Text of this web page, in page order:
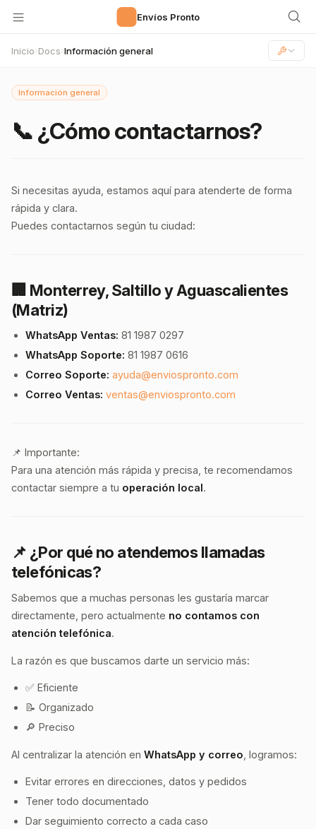
Envíos Pronto
Inicio› Docs› Información general
Información general
📞 ¿Cómo contactarnos?
Si necesitas ayuda, estamos aquí para atenderte de forma
rápida y clara.
Puedes contactarnos según tu ciudad:
🏢 Monterrey, Saltillo y Aguascalientes
(Matriz)
WhatsApp Ventas: 81 1987 0297
WhatsApp Soporte: 81 1987 0616
Correo Soporte: ayuda@enviospronto.com
Correo Ventas: ventas@enviospronto.com
📌 Importante:
Para una atención más rápida y precisa, te recomendamos
contactar siempre a tu operación local.
📌 ¿Por qué no atendemos llamadas
telefónicas?
Sabemos que a muchas personas les gustaría marcar
directamente, pero actualmente no contamos con
atención telefónica.
La razón es que buscamos darte un servicio más:
✅ Eficiente
📝 Organizado
🔎 Preciso
Al centralizar la atención en WhatsApp y correo , logramos:
Evitar errores en direcciones, datos y pedidos
Tener todo documentado
Dar seguimiento correcto a cada caso